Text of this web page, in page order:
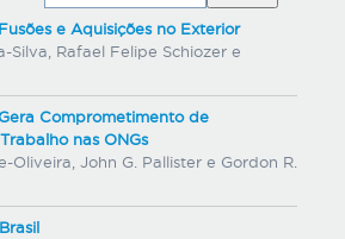
e Aquisições no Exterior
Silva, Rafael Felipe Schiozer e
Comprometimento de
nas ONGs
Oliveira, John G. Pallister e Gordon R.